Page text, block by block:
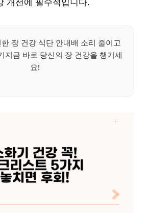
개선에 필수적입니다.
장 건강 식단 안내배 소리 줄이고
지금 바로 당신의 장 건강을 챙기세
요!